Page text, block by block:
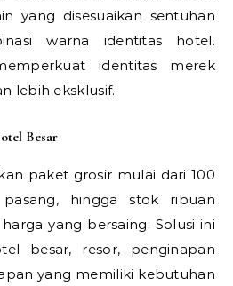
yang disesuaikan sentuhan
warna identitas hotel.
identitas merek
lebih eksklusif.
Besar
paket grosir mulai dari 100
hingga stok ribuan
yang bersaing. Solusi ini
besar, resor, penginapan
yang memiliki kebutuhan